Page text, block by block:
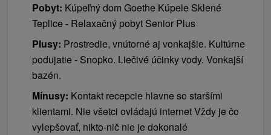
Pobyt: Kúpeľný dom Goethe Kúpele Sklené
Teplice - Relaxačný pobyt Senior Plus
Plusy: Prostredie, vnútorné aj vonkajšie. Kultúrne
podujatie - Snopko. Liečivé účinky vody. Vonkajší
bazén.
Mínusy: Kontakt recepcie hlavne so staršími
klientami. Nie všetci ovládajú internet Vždy je čo
vylepšovať, nikto-nič nie je dokonalé